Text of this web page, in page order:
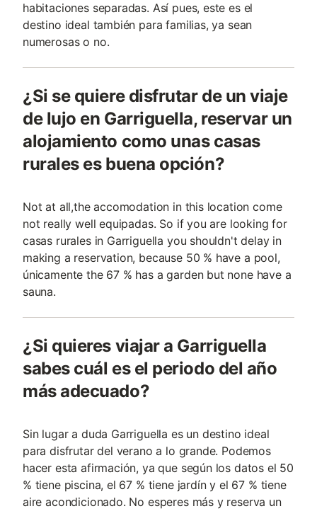
habitaciones separadas. Así pues, este es el
destino ideal también para familias, ya sean
numerosas o no.
¿Si se quiere disfrutar de un viaje
de lujo en Garriguella, reservar un
alojamiento como unas casas
rurales es buena opción?
Not at all,the accomodation in this location come
not really well equipadas. So if you are looking for
casas rurales in Garriguella you shouldn't delay in
making a reservation, because 50 % have a pool,
únicamente the 67 % has a garden but none have a
sauna.
¿Si quieres viajar a Garriguella
sabes cuál es el periodo del año
más adecuado?
Sin lugar a duda Garriguella es un destino ideal
para disfrutar del verano a lo grande. Podemos
hacer esta afirmación, ya que según los datos el 50
% tiene piscina, el 67 % tiene jardín y el 67 % tiene
aire acondicionado. No esperes más y reserva un